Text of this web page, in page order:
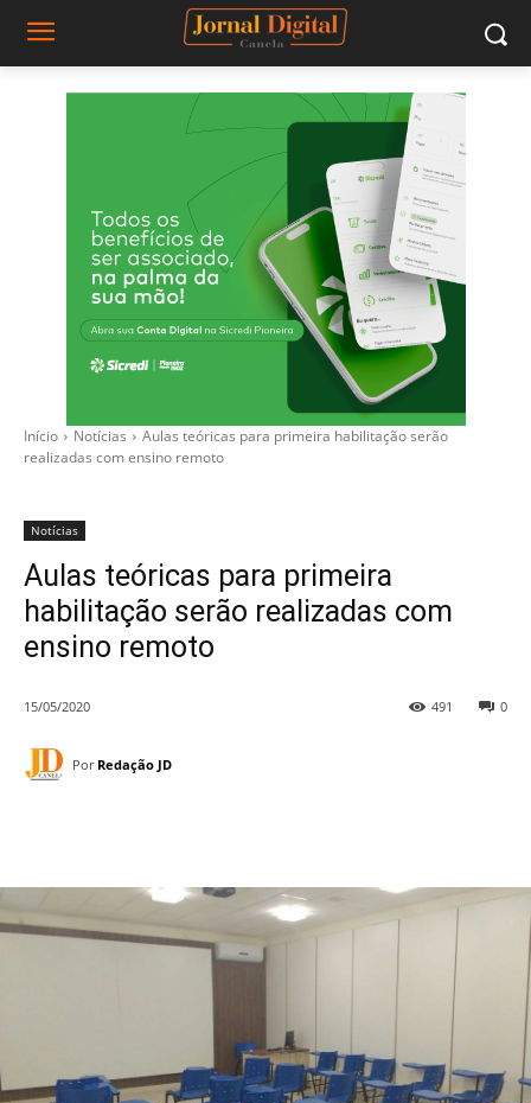
Início Notícias
Aulas teóricas para primeira habilitação serão
realizadas com ensino remoto
Notícias
Aulas teóricas para primeira
habilitação serão realizadas com
ensino remoto
15/05/2020 0
491
Por Redação JD